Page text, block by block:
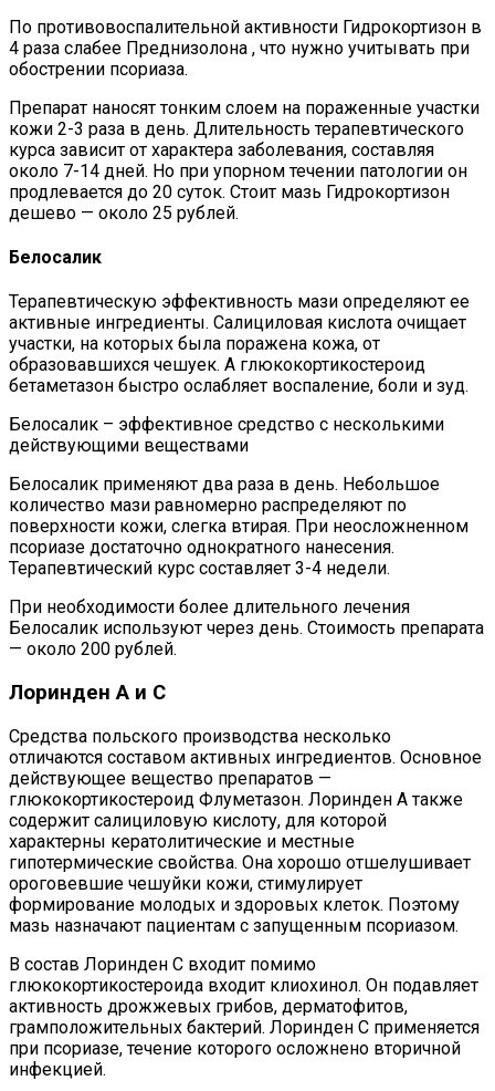
По противовоспалительной активности Гидрокортизон в
4 раза слабее Преднизолона , что нужно учитывать при
обострении псориаза.
Препарат наносят тонким слоем на пораженные участки
кожи 2-3 раза в день. Длительность терапевтического
курса зависит от характера заболевания, составляя
около 7-14 дней. Но при упорном течении патологии он
продлевается до 20 суток. Стоит мазь Гидрокортизон
дешево — около 25 рублей.
Белосалик
Терапевтическую эффективность мази определяют ее
активные ингредиенты. Салициловая кислота очищает
участки, на которых была поражена кожа, от
образовавшихся чешуек. А глюкокортикостероид
бетаметазон быстро ослабляет воспаление, боли и зуд.
Белосалик – эффективное средство с несколькими
действующими веществами
Белосалик применяют два раза в день. Небольшое
количество мази равномерно распределяют по
поверхности кожи, слегка втирая. При неосложненном
псориазе достаточно однократного нанесения.
Терапевтический курс составляет 3-4 недели.
При необходимости более длительного лечения
Белосалик используют через день. Стоимость препарата
— около 200 рублей.
Лоринден А и С
Средства польского производства несколько
отличаются составом активных ингредиентов. Основное
действующее вещество препаратов —
глюкокортикостероид Флуметазон. Лоринден А также
содержит салициловую кислоту, для которой
характерны кератолитические и местные
гипотермические свойства. Она хорошо отшелушивает
ороговевшие чешуйки кожи, стимулирует
формирование молодых и здоровых клеток. Поэтому
мазь назначают пациентам с запущенным псориазом.
В состав Лоринден С входит помимо
глюкокортикостероида входит клиохинол. Он подавляет
активность дрожжевых грибов, дерматофитов,
грамположительных бактерий. Лоринден С применяется
при псориазе, течение которого осложнено вторичной
инфекцией.